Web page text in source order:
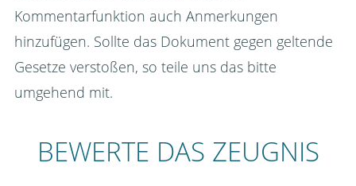
Kommentarfunktion auch Anmerkungen
hinzufügen. Sollte das Dokument gegen geltende
Gesetze verstoßen, so teile uns das bitte
umgehend mit.
BEWERTE DAS ZEUGNIS